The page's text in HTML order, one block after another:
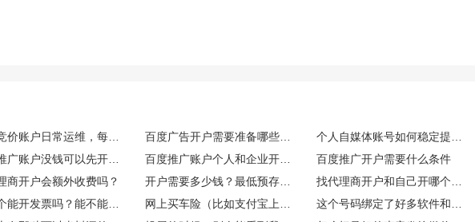
百度推广开户需要什么条件
商开户会额外收费吗？